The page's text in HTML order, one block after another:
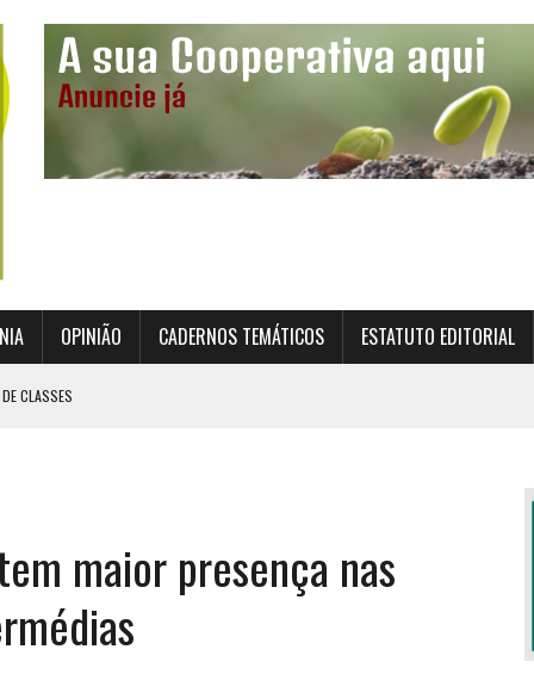
OPINIÃO CADERNOS TEMÁTICOS ESTATUTO EDITORIAL
CLASSES
maior presença nas